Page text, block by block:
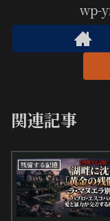
wp-
関連記事
残留する記憶